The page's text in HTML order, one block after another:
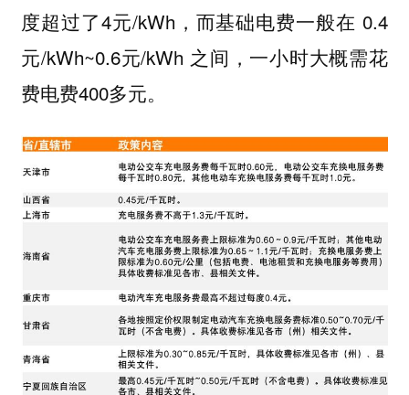
度超过了4元/kWh，而基础电费一般在 0.4
元/kWh~0.6元/kWh 之间，一小时大概需花
费电费400多元。